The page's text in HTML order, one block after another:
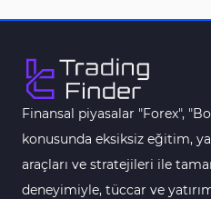
Finansal piyasalar "Forex",
konusunda eksiksiz eğitim,
araçları ve stratejileri ile
deneyimiyle, tüccar ve